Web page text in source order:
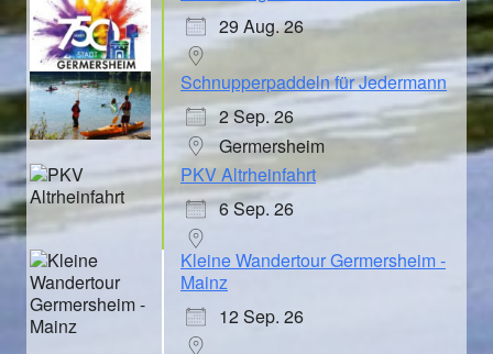
29 Aug. 26
Schnupperpaddeln für Jedermann
2 Sep. 26
Germersheim
PKV Altrheinfahrt
6 Sep. 26
Kleine Wandertour Germersheim -
Mainz
12 Sep. 26